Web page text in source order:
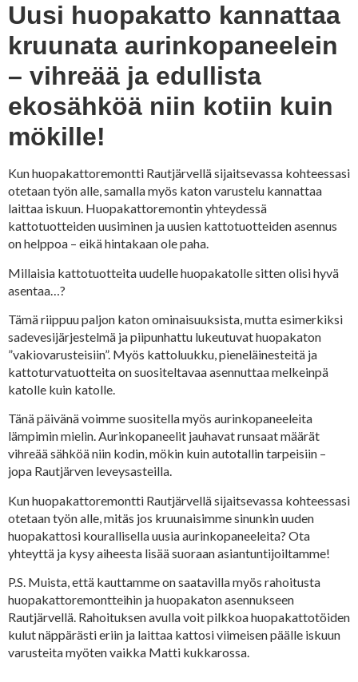
Uusi huopakatto kannattaa
kruunata aurinkopaneelein
– vihreää ja edullista
ekosähköä niin kotiin kuin
mökille!
Kun huopakattoremontti Rautjärvellä sijaitsevassa kohteessasi
otetaan työn alle, samalla myös katon varustelu kannattaa
laittaa iskuun. Huopakattoremontin yhteydessä
kattotuotteiden uusiminen ja uusien kattotuotteiden asennus
on helppoa – eikä hintakaan ole paha.
Millaisia kattotuotteita uudelle huopakatolle sitten olisi hyvä
asentaa…?
Tämä riippuu paljon katon ominaisuuksista, mutta esimerkiksi
sadevesijärjestelmä ja piipunhattu lukeutuvat huopakaton
”vakiovarusteisiin”. Myös kattoluukku, pieneläinesteitä ja
kattoturvatuotteita on suositeltavaa asennuttaa melkeinpä
katolle kuin katolle.
Tänä päivänä voimme suositella myös aurinkopaneeleita
lämpimin mielin. Aurinkopaneelit jauhavat runsaat määrät
vihreää sähköä niin kodin, mökin kuin autotallin tarpeisiin –
jopa Rautjärven leveysasteilla.
Kun huopakattoremontti Rautjärvellä sijaitsevassa kohteessasi
otetaan työn alle, mitäs jos kruunaisimme sinunkin uuden
huopakattosi kourallisella uusia aurinkopaneeleita? Ota
yhteyttä ja kysy aiheesta lisää suoraan asiantuntijoiltamme!
P.S. Muista, että kauttamme on saatavilla myös rahoitusta
huopakattoremontteihin ja huopakaton asennukseen
Rautjärvellä. Rahoituksen avulla voit pilkkoa huopakattotöiden
kulut näppärästi eriin ja laittaa kattosi viimeisen päälle iskuun
varusteita myöten vaikka Matti kukkarossa.